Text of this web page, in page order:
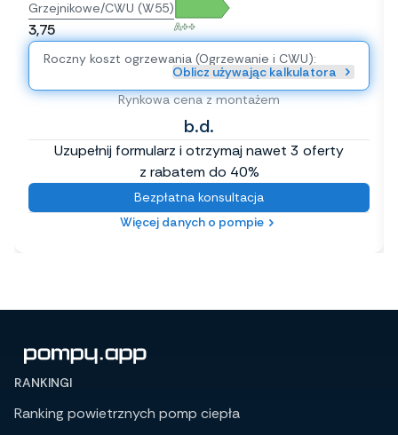
Grzejnikowe/CWU (W55)
3,75 A++
Roczny koszt ogrzewania (Ogrzewanie i CWU):
Oblicz używając kalkulatora
Rynkowa cena z montażem
b.d.
Uzupełnij formularz i otrzymaj nawet 3 oferty
z rabatem do 40%
Bezpłatna konsultacja
Więcej danych o pompie
RANKINGI
Ranking powietrznych pomp ciepła